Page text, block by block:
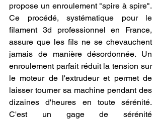
propose un enroulement "spire à spire".
Ce procédé, systématique pour le
filament 3d professionnel en France,
assure que les fils ne se chevauchent
jamais de manière désordonnée. Un
enroulement parfait réduit la tension sur
le moteur de l'extrudeur et permet de
laisser tourner sa machine pendant des
dizaines d'heures en toute sérénité.
C'est un gage de sérénité